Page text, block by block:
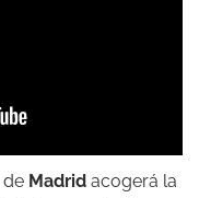
de Madrid acogerá la